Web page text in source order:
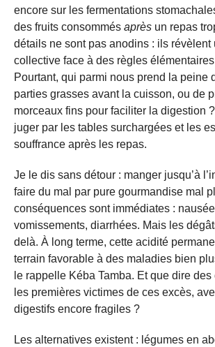
encore sur les fermentations
des fruits consommés après un repas
détails ne sont pas anodins : ils
collective face à des règles
Pourtant, qui parmi nous prend la peine
parties grasses avant la cuisson, ou de
morceaux fins pour faciliter la digestion
juger par les tables surchargées et les
souffrance après les repas.
Je le dis sans détour : manger jusqu’à
faire du mal par pure gourmandise mal
conséquences sont immédiates :
vomissements, diarrhées. Mais les
delà. À long terme, cette acidité
terrain favorable à des maladies bien
le rappelle Kéba Tamba. Et que dire
les premières victimes de ces excès,
digestifs encore fragiles ?
Les alternatives existent : légumes en